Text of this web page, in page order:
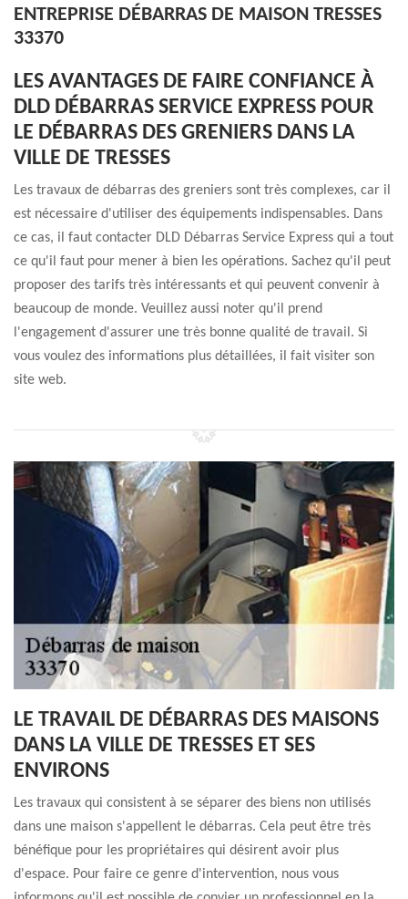
ENTREPRISE DÉBARRAS DE MAISON TRESSES
33370
LES AVANTAGES DE FAIRE CONFIANCE À
DLD DÉBARRAS SERVICE EXPRESS POUR
LE DÉBARRAS DES GRENIERS DANS LA
VILLE DE TRESSES
Les travaux de débarras des greniers sont très complexes, car il
est nécessaire d'utiliser des équipements indispensables. Dans
ce cas, il faut contacter DLD Débarras Service Express qui a tout
ce qu'il faut pour mener à bien les opérations. Sachez qu'il peut
proposer des tarifs très intéressants et qui peuvent convenir à
beaucoup de monde. Veuillez aussi noter qu'il prend
l'engagement d'assurer une très bonne qualité de travail. Si
vous voulez des informations plus détaillées, il fait visiter son
site web.
LE TRAVAIL DE DÉBARRAS DES MAISONS
DANS LA VILLE DE TRESSES ET SES
ENVIRONS
Les travaux qui consistent à se séparer des biens non utilisés
dans une maison s'appellent le débarras. Cela peut être très
bénéfique pour les propriétaires qui désirent avoir plus
d'espace. Pour faire ce genre d'intervention, nous vous